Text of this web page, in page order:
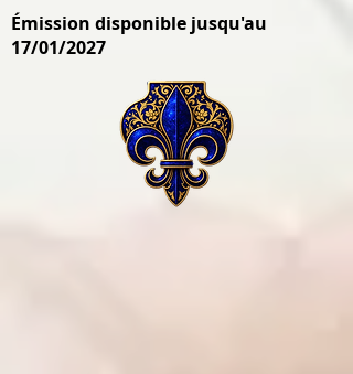
Émission disponible jusqu'au
17/01/2027